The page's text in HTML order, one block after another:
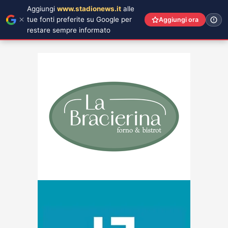
Aggiungi www.stadionews.it alle
tue fonti preferite su Google per
restare sempre informato
Aggiungi ora